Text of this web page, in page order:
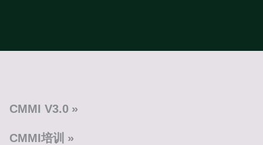
CMMI V3.0
CMMI培训